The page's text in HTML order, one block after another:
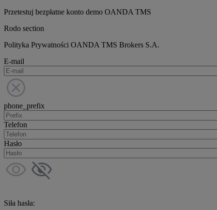
Przetestuj bezpłatne konto demo OANDA TMS
Rodo section
Polityka Prywatności OANDA TMS Brokers S.A.
E-mail
phone_prefix
Telefon
Hasło
Siła hasła: